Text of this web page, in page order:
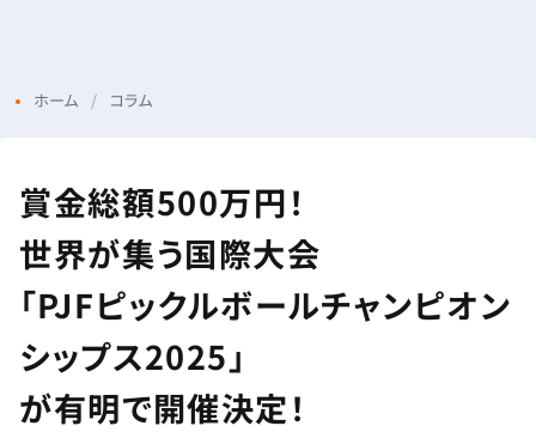
ホーム コラム
賞金総額500万円！
世界が集う国際大会
「PJFピックルボールチャンピオン
シップス2025」
が有明で開催決定！